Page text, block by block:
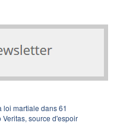
loi martiale dans 61
source d'espoir